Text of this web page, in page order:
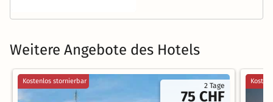
Weitere Angebote des Hotels
2 Tage
75 CHF
Kostenlos stornierbar